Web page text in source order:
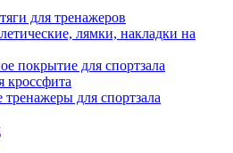
для тренажеров
лямки, накладки на
покрытие для спортзала
кроссфита
для спортзала